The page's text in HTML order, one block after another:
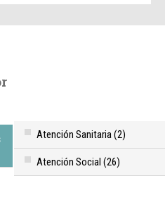
Atención Sanitaria (2)
Atención Social (26)